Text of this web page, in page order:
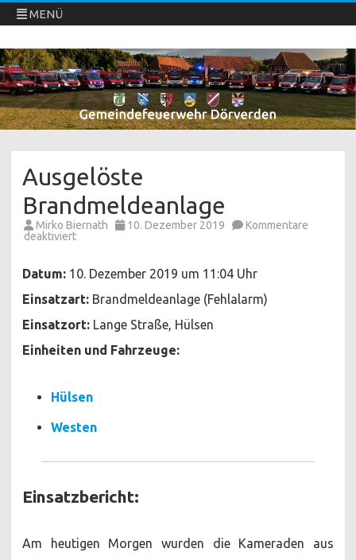
MENÜ
Freiwillige Feuerwehren Dörverden
Direkt
zum
Inhalt
springen
Ausgelöste
Brandmeldeanlage
Mirko Biernath 10. Dezember 2019
Kommentare
deaktiviertfür
Datum: 10. Dezember 2019 um 11:04 Uhr
Einsatzart: Brandmeldeanlage (Fehlalarm)
Einsatzort: Lange Straße, Hülsen
Einheiten und Fahrzeuge:
Hülsen
Westen
Einsatzbericht:
Am heutigen Morgen wurden die Kameraden aus